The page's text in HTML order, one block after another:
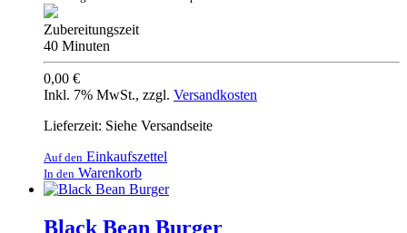
Zubereitungszeit
40 Minuten
0,00 €
Inkl. 7% MwSt., zzgl. Versandkosten
Lieferzeit: Siehe Versandseite
Auf den Einkaufszettel
In den Warenkorb
Black Bean Burger